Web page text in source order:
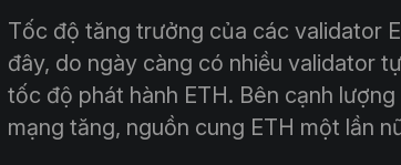
Tốc độ tăng trưởng của các validator
đây, do ngày càng có nhiều validator
tốc độ phát hành ETH. Bên cạnh
mạng tăng, nguồn cung ETH một lần